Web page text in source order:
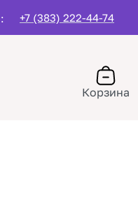
+7 (383) 222-44-74
Корзина